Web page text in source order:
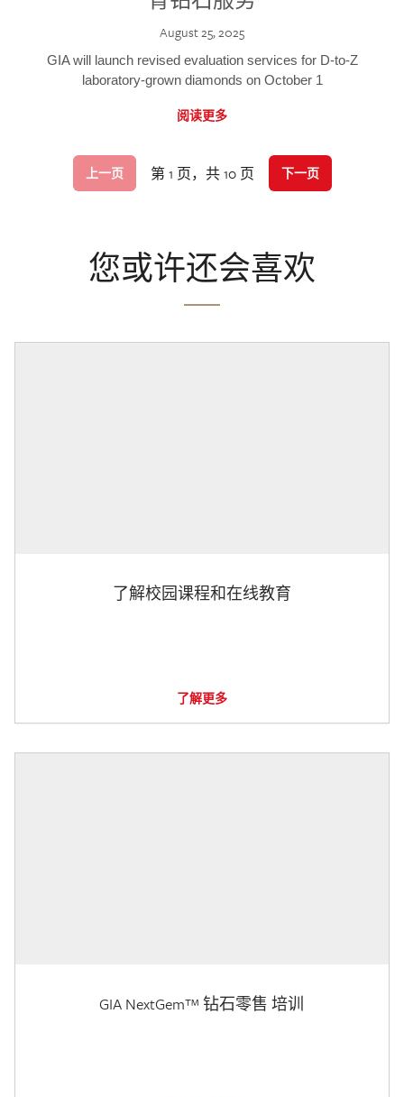
August 25, 2025
GIA will launch revised evaluation services for D-to-Z
laboratory-grown diamonds on October 1
阅读更多
上一页 第 1 页，共 10 页 下一页
您或许还会喜欢
了解校园课程和在线教育
了解更多
GIA NextGem™ 钻石零售 培训